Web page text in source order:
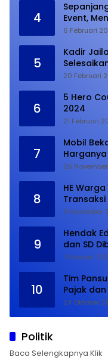
4
Event,
6 Februari
5
Kadir
Suara
20 Februari
6
5 Hero
2024
21 Februari
7
Mobil
Harganya
26
8
HE
9 November
9
Hendak
dan SD
1 Februari
10
Tim
Pajak
Januari
24 Oktober
Politik
Baca Selengkapnya Klik